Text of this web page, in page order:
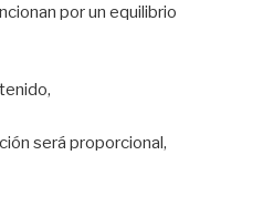
por un equilibrio
será proporcional,